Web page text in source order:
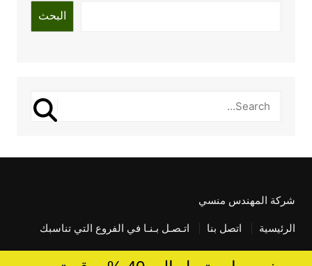
البحث
شركة المهندس منسي
الرئيسية اتصل بنا اتـصـل بـنـا في الفروع التي تناسبك